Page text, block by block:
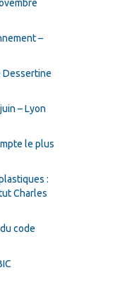
–
Dessertine
– Lyon
le plus
:
Charles
code